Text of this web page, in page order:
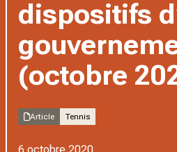
dispositifs
(octobre
Article Tennis